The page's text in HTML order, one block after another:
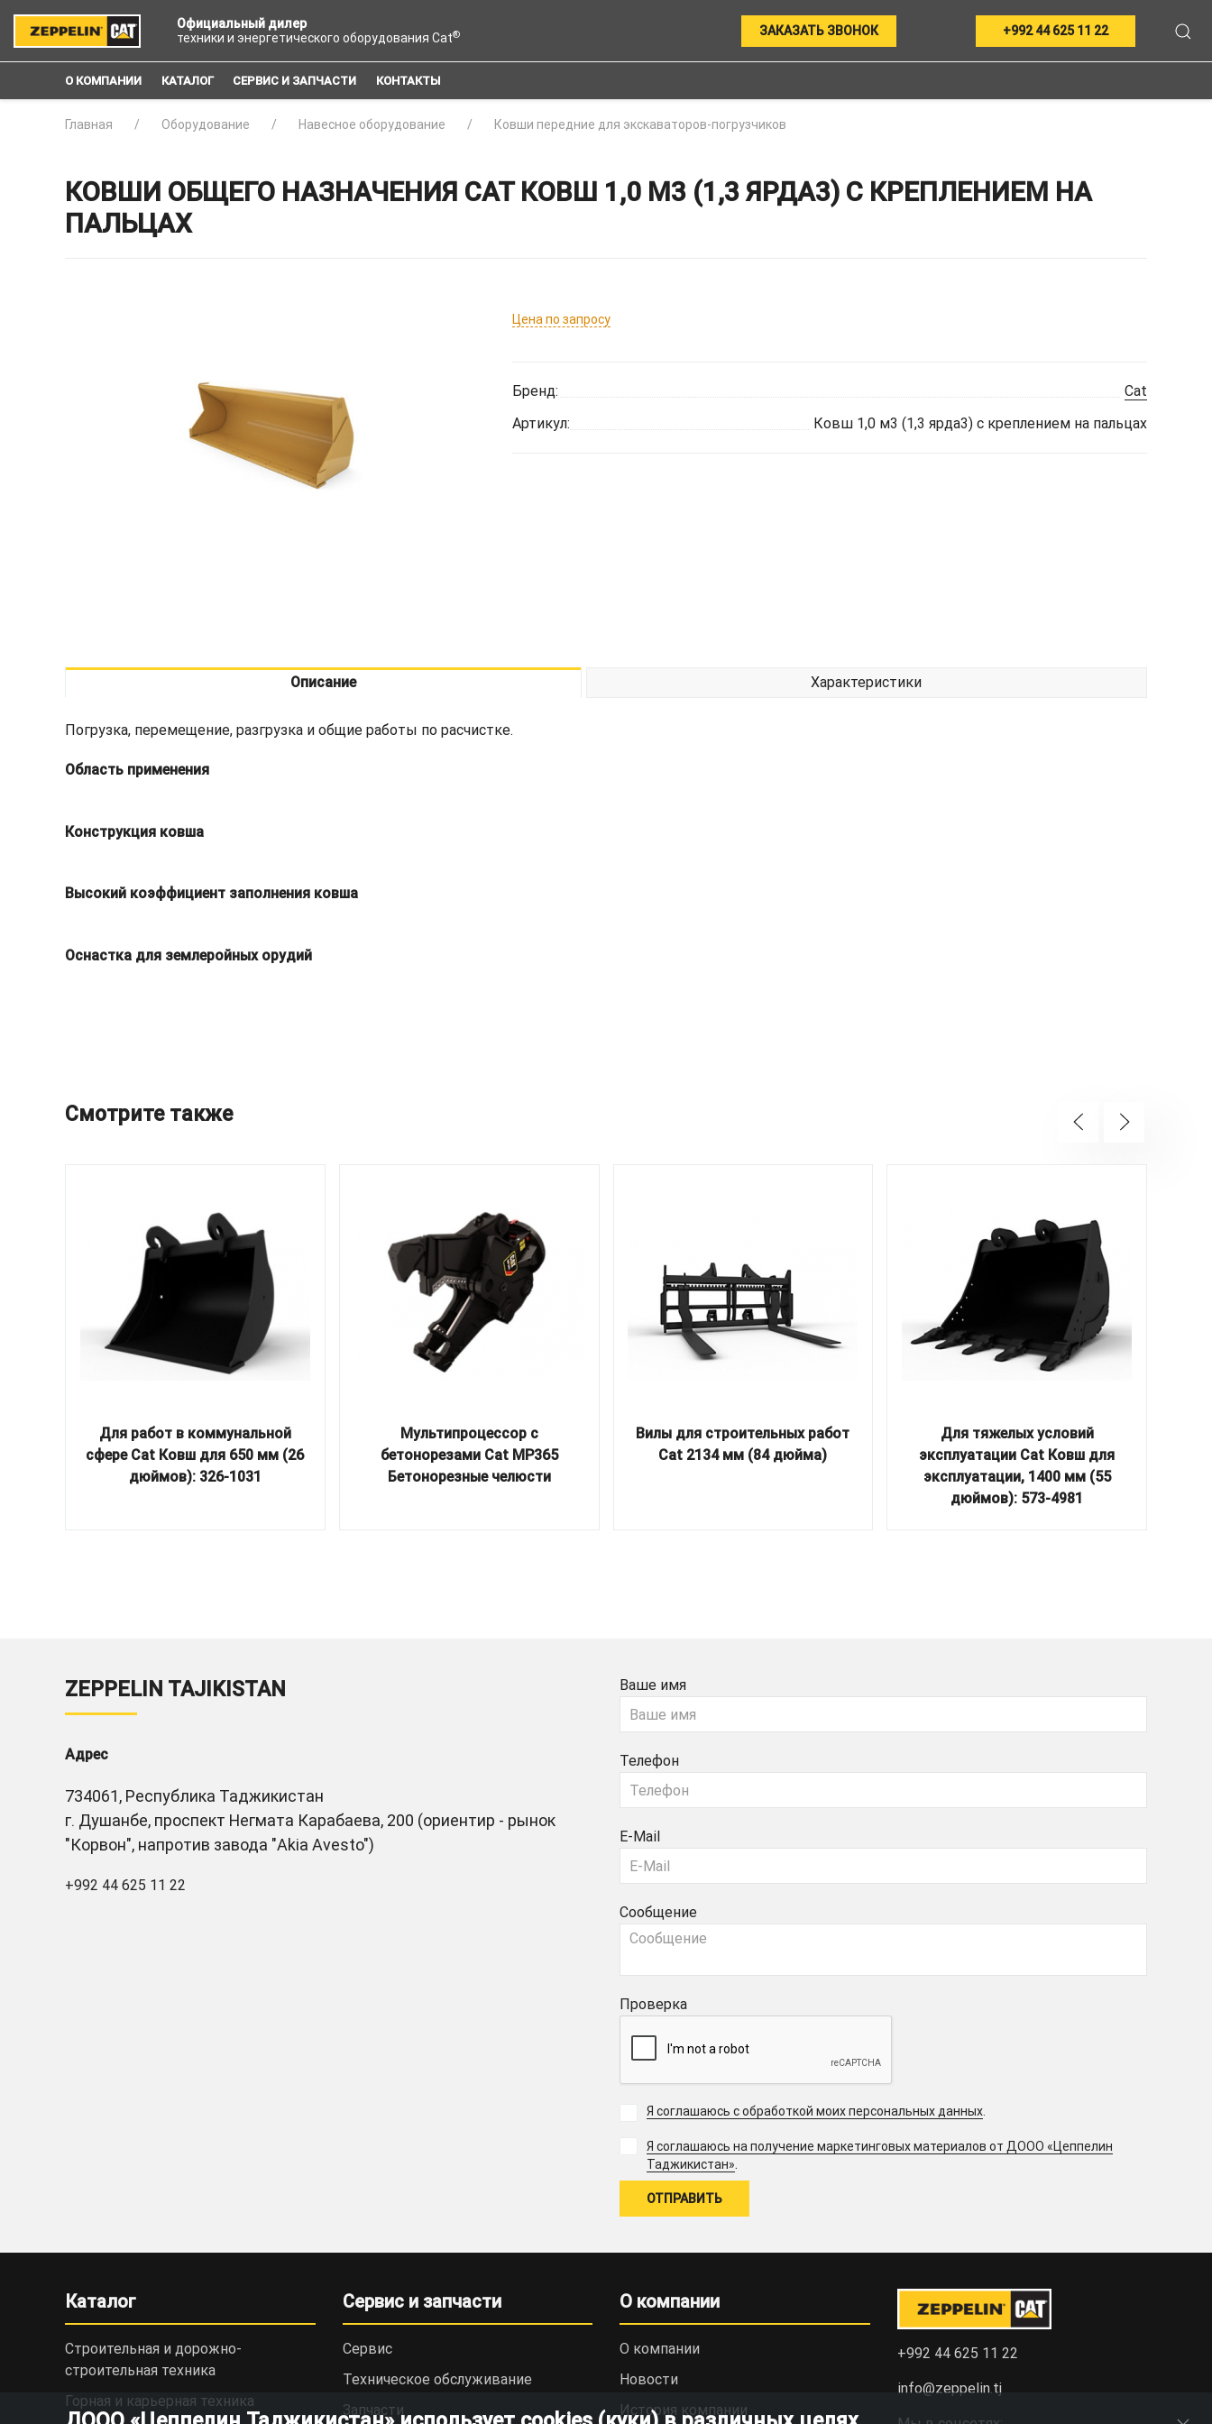
Официальный дилер
техники и энергетического оборудования Cat® ЗАКАЗАТЬ ЗВОНОК +992 44 625 11 22
О КОМПАНИИ КАТАЛОГ СЕРВИС И ЗАПЧАСТИ КОНТАКТЫ
Главная Оборудование Навесное оборудование Ковши передние для экскаваторов-погрузчиков
КОВШИ ОБЩЕГО НАЗНАЧЕНИЯ CAT КОВШ 1,0 М3 (1,3 ЯРДА3) С КРЕПЛЕНИЕМ НА
ПАЛЬЦАХ
Цена по запросу
Бренд:
Cat
Артикул:
Ковш 1,0 м3 (1,3 ярда3) с креплением на пальцах
Описание Характеристики
Погрузка, перемещение, разгрузка и общие работы по расчистке.
Область применения
Конструкция ковша
Высокий коэффициент заполнения ковша
Оснастка для землеройных орудий
Смотрите также
Для работ в коммунальной
сфере Cat Ковш для 650 мм (26
дюймов): 326-1031
Мультипроцессор с
бетонорезами Cat MP365
Бетонорезные челюсти
Вилы для строительных работ
Cat 2134 мм (84 дюйма)
Для тяжелых условий
эксплуатации Cat Ковш для
эксплуатации, 1400 мм (55
дюймов): 573-4981
ZEPPELIN TAJIKISTAN
Адрес
734061, Республика Таджикистан
г. Душанбе, проспект Негмата Карабаева, 200 (ориентир - рынок
"Корвон", напротив завода "Akia Avesto")
+992 44 625 11 22
Ваше имя
Телефон
E-Mail
Сообщение
Проверка
Я соглашаюсь с обработкой моих персональных данных
Я соглашаюсь на получение маркетинговых материалов от ДООО «Цеппелин
Таджикистан».
Каталог
Строительная и дорожно-
cтроительная техника
Горная и карьерная техника
Сервис и запчасти
Сервис
Техническое обслуживание
Запчасти
О компании
О компании
Новости
История компании
+992 44 625 11 22
info@zeppelin.tj